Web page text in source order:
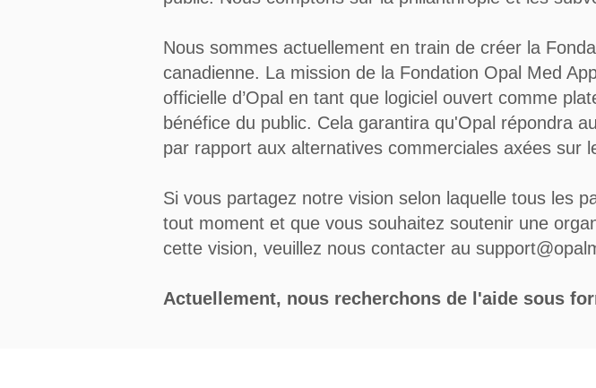
Nous sommes actuellement en train de créer la
canadienne. La mission de la Fondation Opal Med
officielle d’Opal en tant que logiciel ouvert comme
bénéfice du public. Cela garantira qu'Opal répondra
par rapport aux alternatives commerciales axées sur
Si vous partagez notre vision selon laquelle tous les
tout moment et que vous souhaitez soutenir une
cette vision, veuillez nous contacter au
Actuellement, nous recherchons de l'aide sous